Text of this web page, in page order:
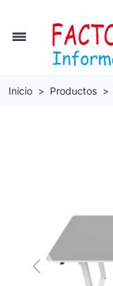
dehaze
Inicio Productos
Previous